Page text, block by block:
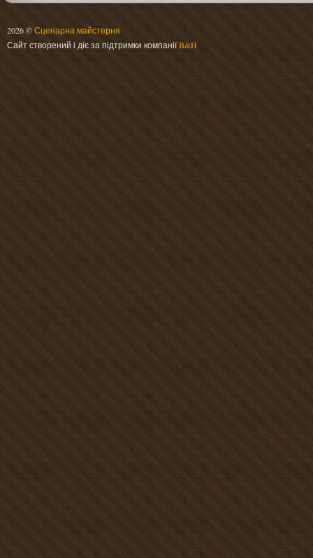
2026 ©Сценарна майстерня
Сайт створений і діє за підтримки компаніїB&H